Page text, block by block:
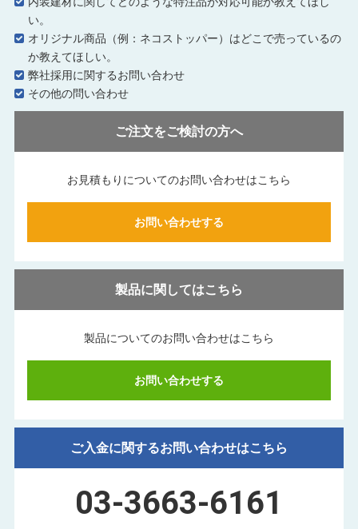
い。
オリジナル商品（例：ネコストッパー）はどこで売っているの
か教えてほしい。
弊社採用に関するお問い合わせ
その他の問い合わせ
ご注文をご検討の方へ
お見積もりについてのお問い合わせはこちら
お問い合わせする
製品に関してはこちら
製品についてのお問い合わせはこちら
お問い合わせする
ご入金に関するお問い合わせはこちら
03-3663-6161